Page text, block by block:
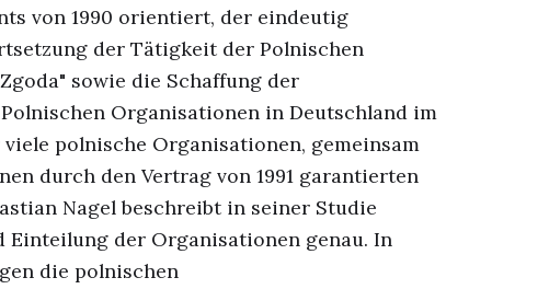
von 1990 orientiert, der eindeutig
der Tätigkeit der Polnischen
sowie die Schaffung der
Organisationen in Deutschland im
polnische Organisationen, gemeinsam
durch den Vertrag von 1991 garantierten
Nagel beschreibt in seiner Studie
Einteilung der Organisationen genau. In
die polnischen